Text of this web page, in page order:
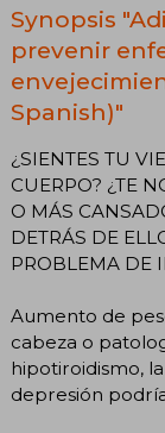
Synopsis
prevenir
Spanish)"
¿SIENTES TU
CUERPO? ¿TE
O MÁS
DETRÁS DE
PROBLEMA DE
Aumento de
cabeza o
hipotiroidismo,
depresión